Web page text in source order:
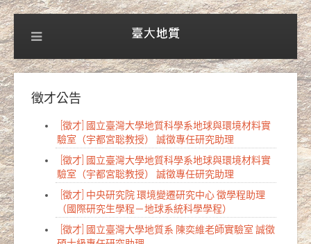
徵才公告
[徵才] 國立臺灣大學地質科學系地球與環境材料實
驗室（宇都宮聡教授） 誠徵專任研究助理
[徵才] 國立臺灣大學地質科學系地球與環境材料實
驗室（宇都宮聡教授） 誠徵專任研究助理
[徵才] 中央研究院 環境變遷研究中心 徵學程助理
（國際研究生學程－地球系統科學學程）
[徵才] 國立臺灣大學地質系 陳奕維老師實驗室 誠徵